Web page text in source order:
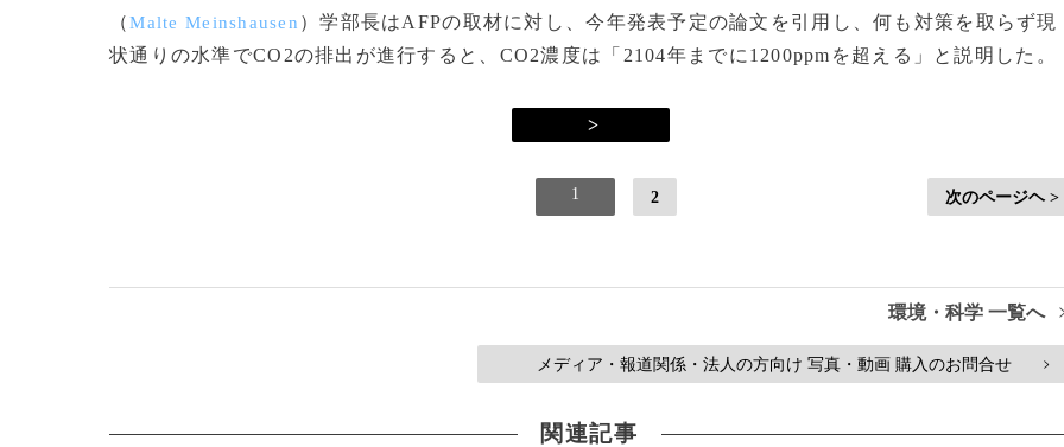
（Malte Meinshausen ）学部長はAFPの取材に対し、今年発表予定の論文を引用し、何も対策を取らず現
状通りの水準でCO2の排出が進行すると、CO2濃度は「2104年までに1200ppmを超える」と説明した。
>
1 2 次のページヘ >
環境・科学 一覧へ
メディア・報道関係・法人の方向け 写真・動画 購入のお問合せ >
関連記事